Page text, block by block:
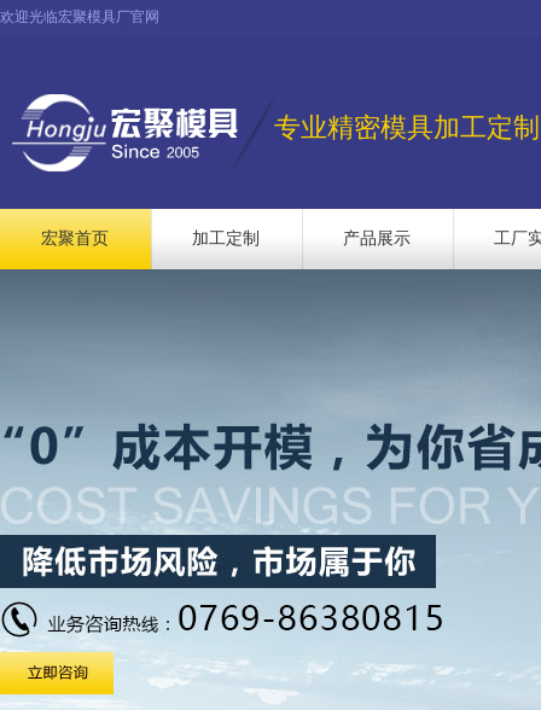
欢迎光临宏聚模具厂官网
专业精密模具加工定制
宏聚首页 加工定制 产品展示 工厂